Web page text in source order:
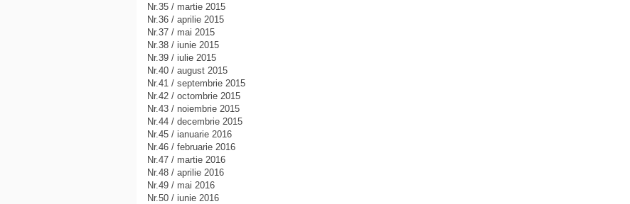
Nr.35 / martie 2015
Nr.36 / aprilie 2015
Nr.37 / mai 2015
Nr.38 / iunie 2015
Nr.39 / iulie 2015
Nr.40 / august 2015
Nr.41 / septembrie 2015
Nr.42 / octombrie 2015
Nr.43 / noiembrie 2015
Nr.44 / decembrie 2015
Nr.45 / ianuarie 2016
Nr.46 / februarie 2016
Nr.47 / martie 2016
Nr.48 / aprilie 2016
Nr.49 / mai 2016
Nr.50 / iunie 2016